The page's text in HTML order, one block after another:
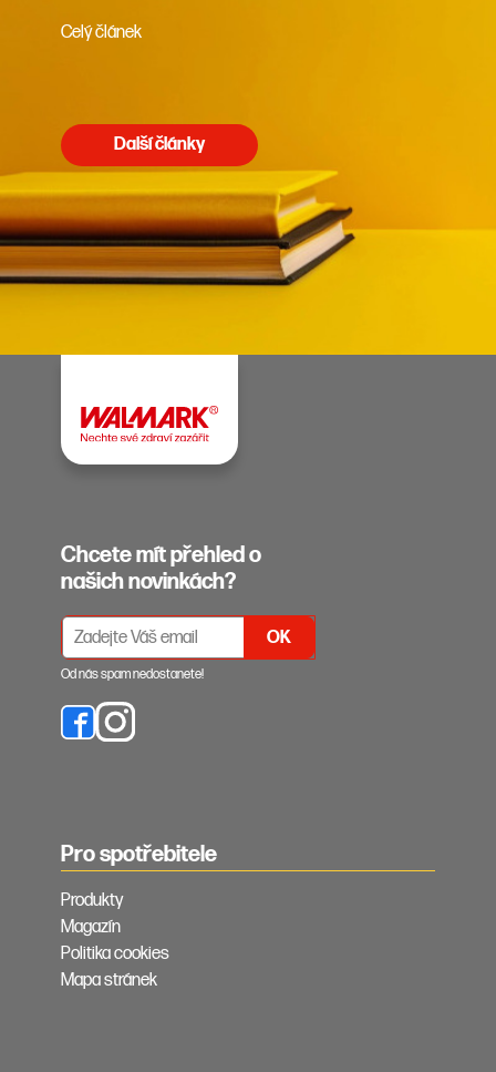
Celý článek
Další články
Pro spotřebitele
Produkty
Magazín
Politika cookies
Mapa stránek
Chcete mít přehled o
našich novinkách?
PŘIHLÁŠENÍ K ODBĚRU NEWSLETTERŮ
Od nás spam nedostanete!